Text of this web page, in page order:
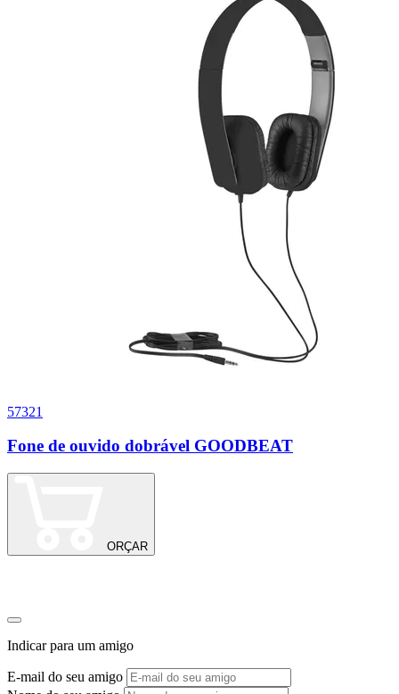
57321
Fone de ouvido dobrável GOODBEAT
ORÇAR
Indicar para um amigo
E-mail do seu amigo